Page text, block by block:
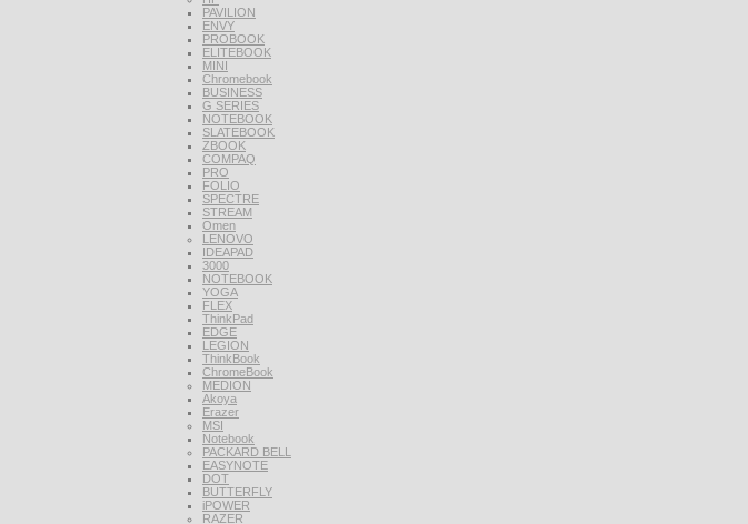
PAVILION
ENVY
PROBOOK
ELITEBOOK
MINI
Chromebook
BUSINESS
G SERIES
NOTEBOOK
SLATEBOOK
ZBOOK
COMPAQ
PRO
FOLIO
SPECTRE
STREAM
Omen
LENOVO
IDEAPAD
3000
NOTEBOOK
YOGA
FLEX
ThinkPad
EDGE
LEGION
ThinkBook
ChromeBook
MEDION
Akoya
Erazer
MSI
Notebook
PACKARD BELL
EASYNOTE
DOT
BUTTERFLY
iPOWER
RAZER